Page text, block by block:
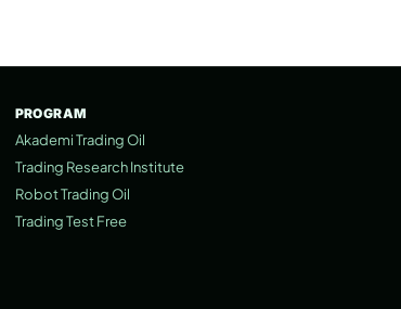
PROGRAM
Akademi Trading Oil
Trading Research Institute
Robot Trading Oil
Trading Test Free